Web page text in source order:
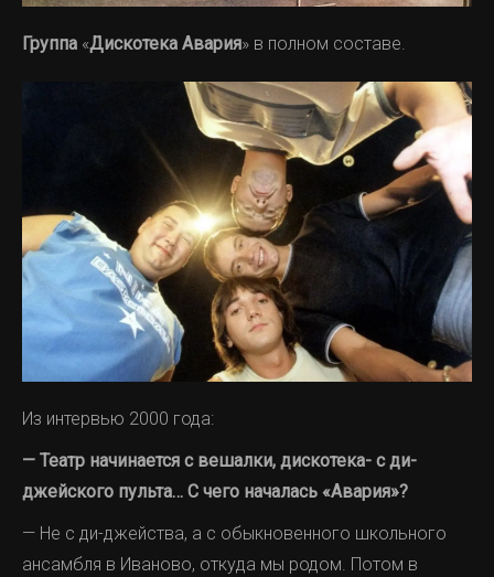
Группа «Дискотека Авария» в полном составе.
Из интервью 2000 года:
— Театр начинается с вешалки, дискотека- с ди-
джейского пульта… С чего началась «Авария»?
— Не с ди-джейства, а с обыкновенного школьного
ансамбля в Иваново, откуда мы родом. Потом в